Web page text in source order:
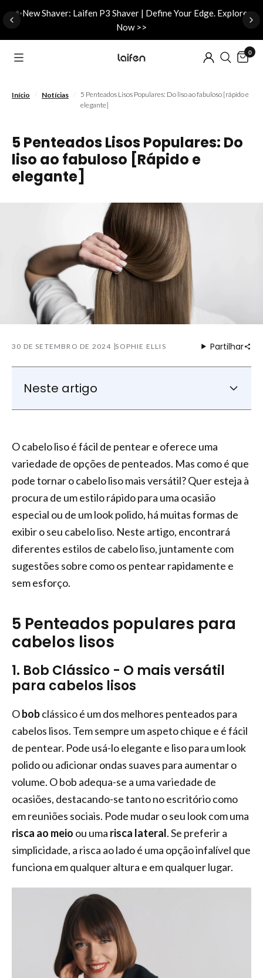
✨New Shaver: Laifen P3 Shaver | Define Your Edge. Explore
Now >>
0
Início Notícias
5 Penteados Lisos Populares: Do liso ao fabuloso [rápido e
elegante]
5 Penteados Lisos Populares: Do
liso ao fabuloso [Rápido e
elegante]
30 DE SETEMBRO DE 2024 SOPHIE ELLIS Partilhar
Neste artigo
Penteados elegantes para cabelos lisos
Looks elegantes e com estilo - Guia passo-
a-passo
Conclusão: Pentear o cabelo liso é simples
O cabelo liso é fácil de pentear e oferece uma
variedade de opções de penteados. Mas como é que
pode tornar o cabelo liso mais versátil? Quer esteja à
procura de um estilo rápido para uma ocasião
especial ou de um look polido, há muitas formas de
exibir o seu cabelo liso. Neste artigo, encontrará
diferentes estilos de cabelo liso, juntamente com
sugestões sobre como os pentear rapidamente e
sem esforço.
5 Penteados populares para
cabelos lisos
1. Bob Clássico - O mais versátil
para cabelos lisos
Obobclássico é um dos melhores penteados para
cabelos lisos. Tem sempre um aspeto chique e é fácil
de pentear. Pode usá-lo elegante e liso para um look
polido ou adicionar ondas suaves para aumentar o
volume. O bob adequa-se a uma variedade de
ocasiões, destacando-se tanto no escritório como
em reuniões sociais. Pode mudar o seu look com uma
risca ao meio ou uma risca lateral. Se preferir a
simplicidade, a risca ao lado é uma opção infalível que
funciona em qualquer altura e em qualquer lugar.